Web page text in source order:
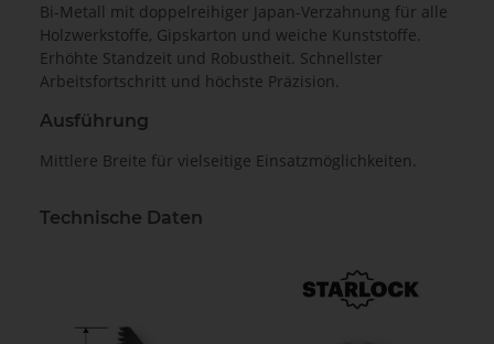
Bi-Metall mit doppelreihiger Japan-Verzahnung für alle
Holzwerkstoffe, Gipskarton und weiche Kunststoffe.
Erhöhte Standzeit und Robustheit. Schnellster
Arbeitsfortschritt und höchste Präzision.
Ausführung
Mittlere Breite für vielseitige Einsatzmöglichkeiten.
Technische Daten